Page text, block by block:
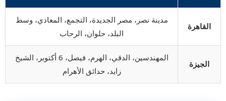
القاهرة
مدينة نصر، مصر الجديدة، التجمع، المعادي، وسط
البلد، حلوان، الرحاب
الجيزة
المهندسين، الدقي، الهرم، فيصل، 6 أكتوبر، الشيخ
زايد، حدائق الأهرام